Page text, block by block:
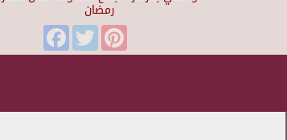
رمضان
FacebookTwitterPinterest